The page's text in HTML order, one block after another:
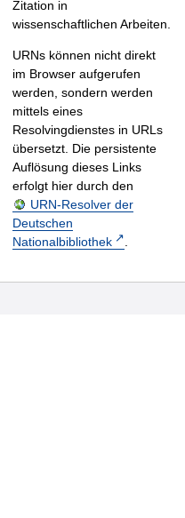
Zitation in
wissenschaftlichen Arbeiten.
URNs können nicht direkt
im Browser aufgerufen
werden, sondern werden
mittels eines
Resolvingdienstes in URLs
übersetzt. Die persistente
Auflösung dieses Links
erfolgt hier durch den
URN-Resolver der
Deutschen
Nationalbibliothek
.